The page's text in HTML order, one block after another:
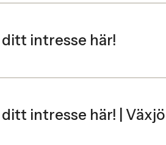
intresse här!
intresse här! | Växjö